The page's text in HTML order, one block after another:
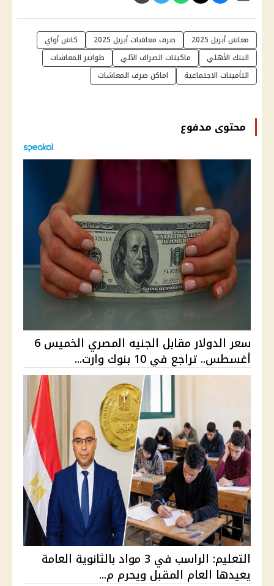
معاش أبريل 2025 صرف معاشات أبريل 2025
كاش أواي
البنك الأهلي
ماكينات الصراف الآلي
طوابير المعاشات
التأمينات الاجتماعية
اماكن صرف المعاشات
محتوى مدفوع
سعر الدولار مقابل الجنيه المصري الخميس 6
أغسطس.. تراجع في 10 بنوك وارت...
التعليم: الراسب في 3 مواد بالثانوية العامة
يعيدها العام المقبل ويحرم م...